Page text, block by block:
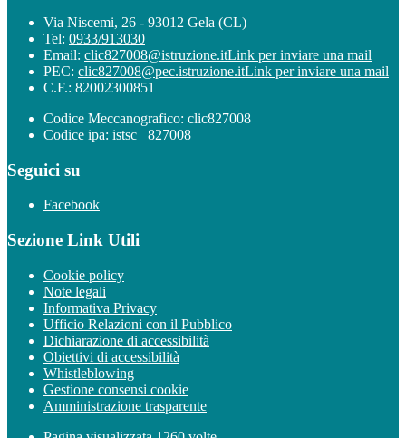
Via Niscemi, 26 - 93012 Gela (CL)
Tel: 0933/913030
Email: clic827008@istruzione.itLink per inviare una mail
PEC: clic827008@pec.istruzione.itLink per inviare una mail
C.F.: 82002300851
Codice Meccanografico: clic827008
Codice ipa: istsc_ 827008
Seguici su
Facebook
Sezione Link Utili
Cookie policy
Note legali
Informativa Privacy
Ufficio Relazioni con il Pubblico
Dichiarazione di accessibilità
Obiettivi di accessibilità
Whistleblowing
Gestione consensi cookie
Amministrazione trasparente